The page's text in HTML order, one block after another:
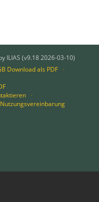
ILIAS (v9.18 2026-03-10)
Download als PDF
Nutzungsvereinbarung